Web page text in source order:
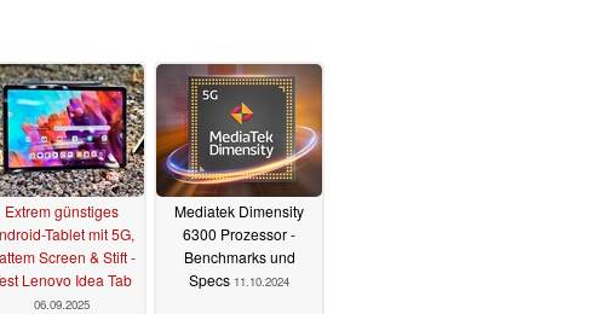
Extrem günstiges
Tablet mit 5G,
Screen & Stift -
Lenovo Idea Tab
06.09.2025
Mediatek Dimensity
6300 Prozessor -
Benchmarks und
Specs 11.10.2024